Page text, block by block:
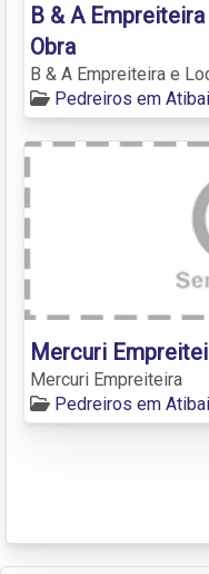
B & A
Obra
B & A Empreiteira e
Pedreiros em
Mercuri
Mercuri Empreiteira
Pedreiros em